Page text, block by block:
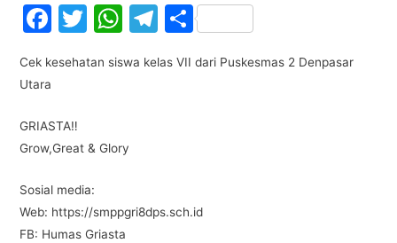
F
c
b
o
o
k
T
itt
W
at
p
T
e
S
ar
Cek kesehatan siswa kelas VII dari Puskesmas 2 Denpasar
Utara
GRIASTA‼️
Grow,Great & Glory
Sosial media:
Web: https://smppgri8dps.sch.id
FB: Humas Griasta